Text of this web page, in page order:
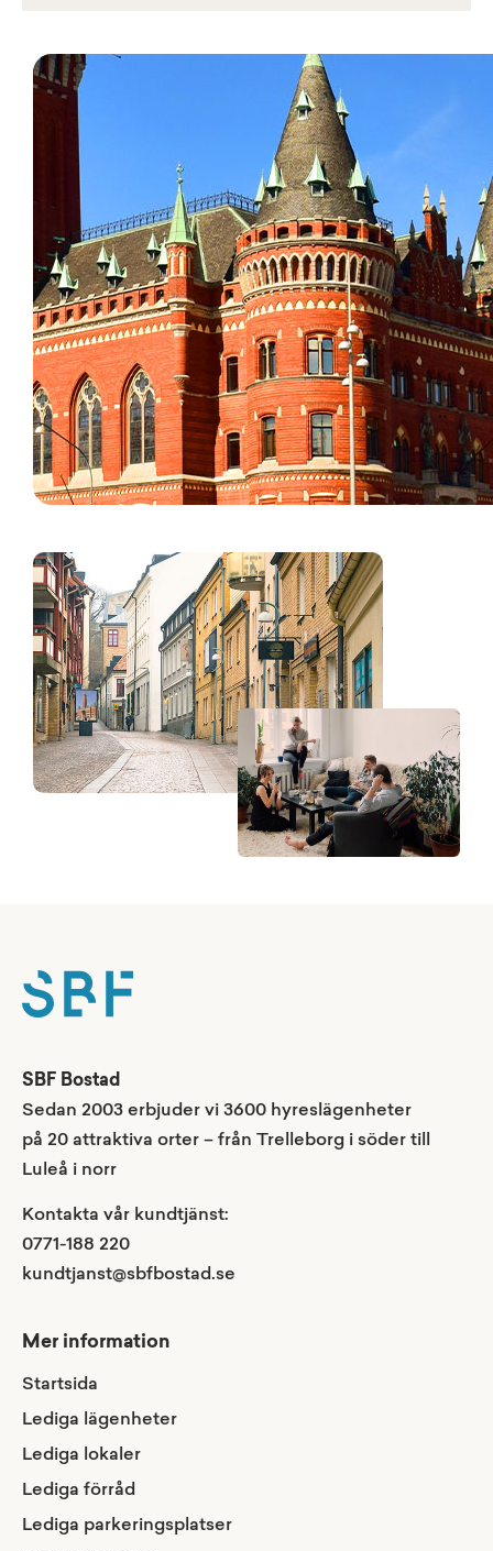
stads hemsida.
SBF Bostad
Sedan 2003 erbjuder vi 3600 hyreslägenheter
på 20 attraktiva orter – från Trelleborg i söder till
Luleå i norr
Kontakta vår kundtjänst:
0771-188 220
kundtjanst@sbfbostad.se
Mer information
Startsida
Lediga lägenheter
Lediga lokaler
Lediga förråd
Lediga parkeringsplatser